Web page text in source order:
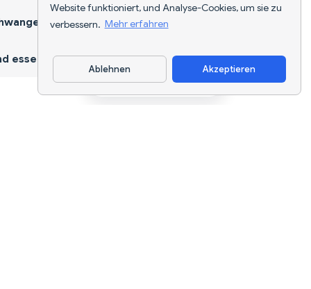
Website funktioniert, und Analyse-Cookies, um sie zu
verbessern. Mehr erfahren
Ablehnen Akzeptieren
App herunterladen
essen